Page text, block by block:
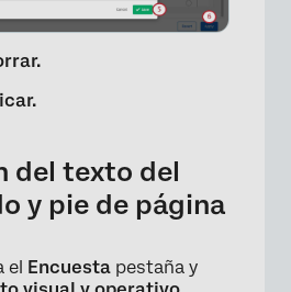
del texto del
y pie de página
el Encuesta pestaña y